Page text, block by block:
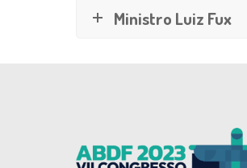
Ministro Luiz Fux